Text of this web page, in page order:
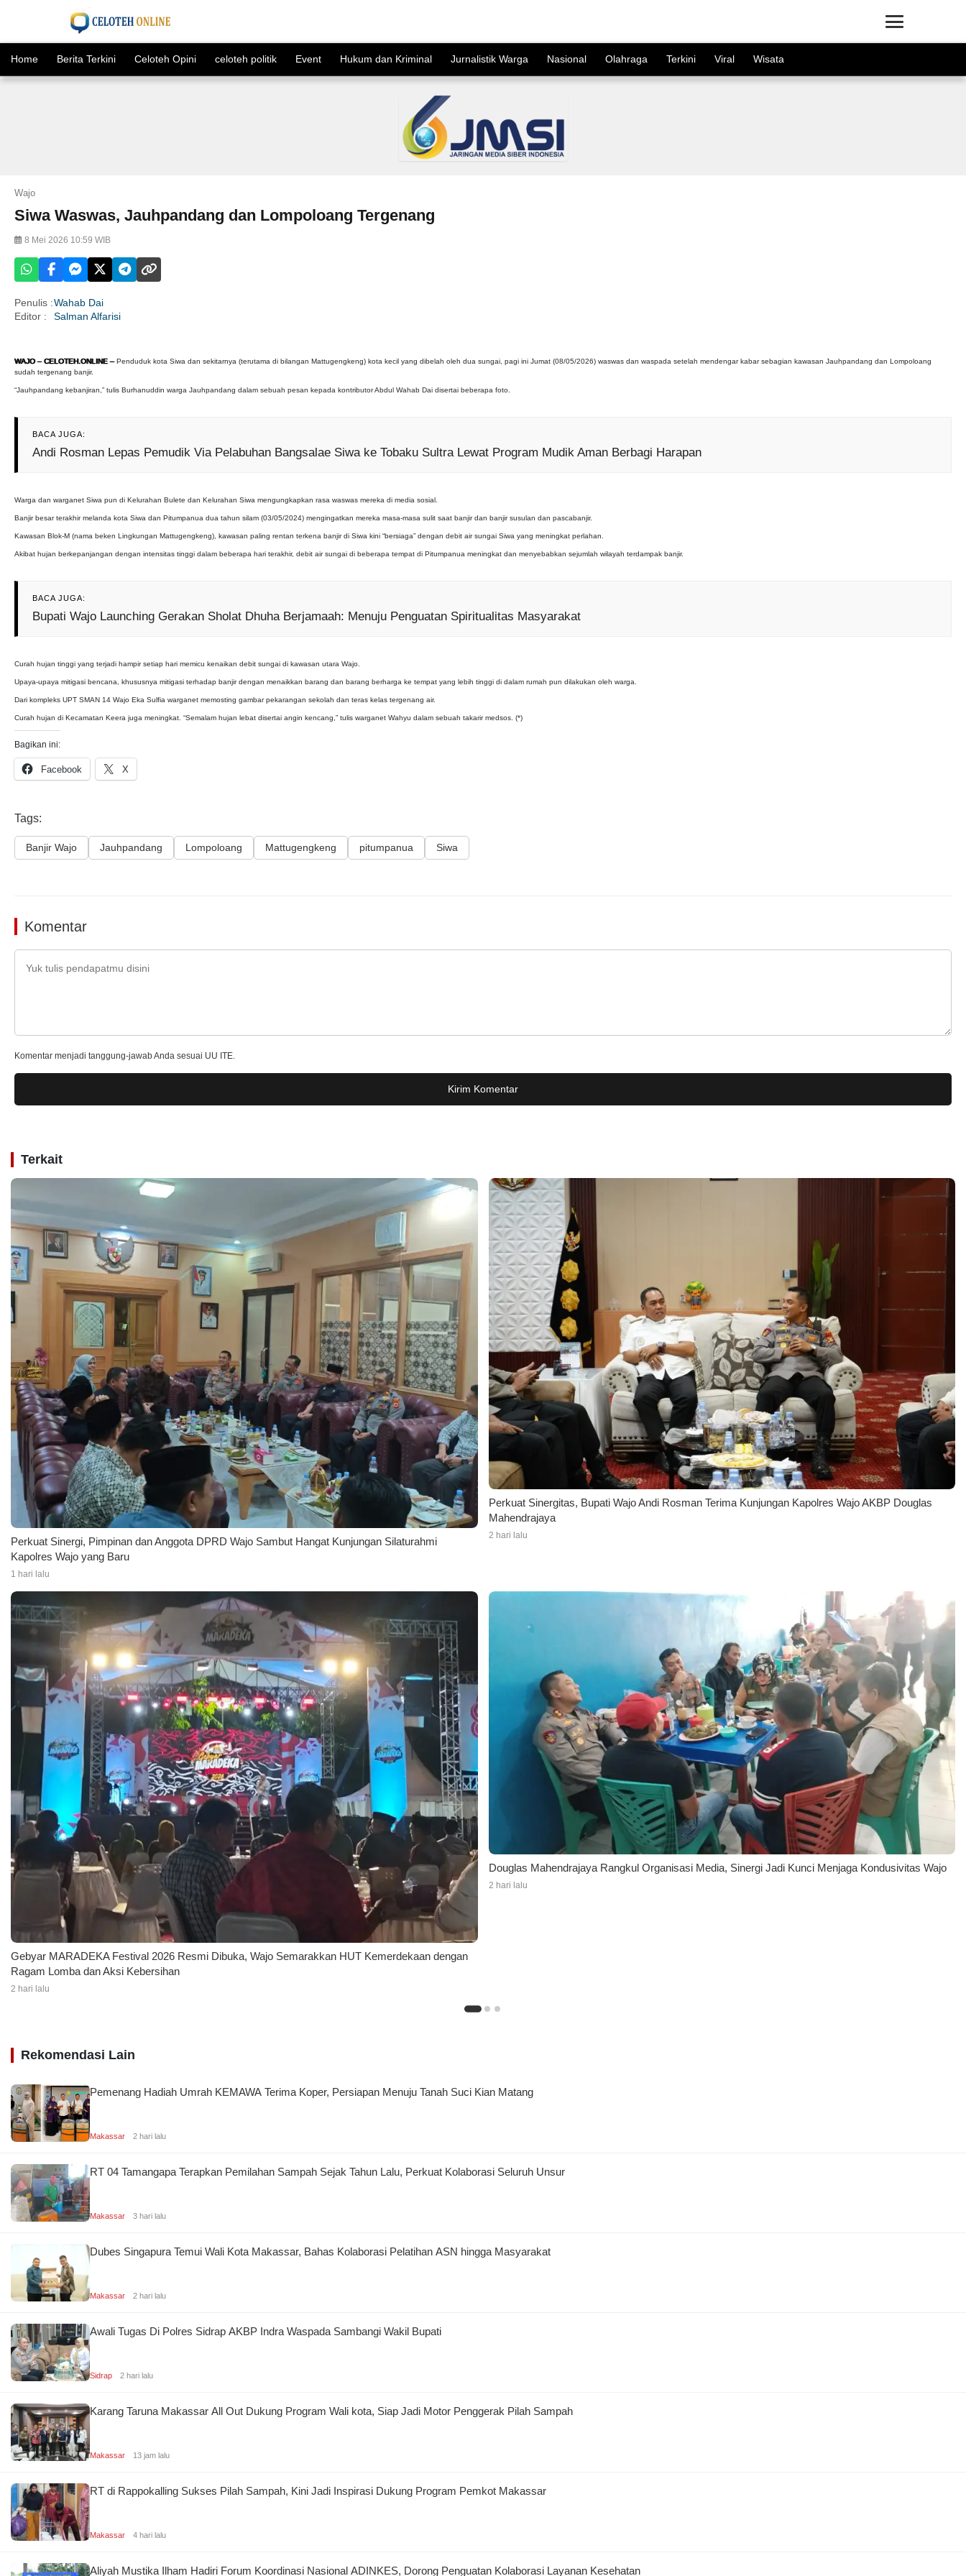
Home Berita Terkini Celoteh Opini celoteh politik Event Hukum dan Kriminal Jurnalistik Warga Nasional Olahraga Terkini Viral Wisata
Wajo
Siwa Waswas, Jauhpandang dan Lompoloang Tergenang
8 Mei 2026 10:59 WIB
Penulis :Wahab Dai
Editor :
Salman Alfarisi
WAJO – CELOTEH.ONLINE –Penduduk kota Siwa dan sekitarnya (terutama di bilangan Mattugengkeng) kota kecil yang dibelah oleh dua sungai, pagi ini Jumat (08/05/2026) waswas dan waspada setelah mendengar kabar sebagian kawasan Jauhpandang dan Lompoloang
sudah tergenang banjir.
“Jauhpandang kebanjiran,” tulis Burhanuddin warga Jauhpandang dalam sebuah pesan kepada kontributor Abdul Wahab Dai disertai beberapa foto.
BACA JUGA:
Andi Rosman Lepas Pemudik Via Pelabuhan Bangsalae Siwa ke Tobaku Sultra Lewat Program Mudik Aman Berbagi Harapan
Warga dan warganet Siwa pun di Kelurahan Bulete dan Kelurahan Siwa mengungkapkan rasa waswas mereka di media sosial.
Banjir besar terakhir melanda kota Siwa dan Pitumpanua dua tahun silam (03/05/2024) mengingatkan mereka masa-masa sulit saat banjir dan banjir susulan dan pascabanjir.
Kawasan Blok-M (nama beken Lingkungan Mattugengkeng), kawasan paling rentan terkena banjir di Siwa kini “bersiaga” dengan debit air sungai Siwa yang meningkat perlahan.
Akibat hujan berkepanjangan dengan intensitas tinggi dalam beberapa hari terakhir, debit air sungai di beberapa tempat di Pitumpanua meningkat dan menyebabkan sejumlah wilayah terdampak banjir.
BACA JUGA:
Bupati Wajo Launching Gerakan Sholat Dhuha Berjamaah: Menuju Penguatan Spiritualitas Masyarakat
Curah hujan tinggi yang terjadi hampir setiap hari memicu kenaikan debit sungai di kawasan utara Wajo.
Upaya-upaya mitigasi bencana, khususnya mitigasi terhadap banjir dengan menaikkan barang dan barang berharga ke tempat yang lebih tinggi di dalam rumah pun dilakukan oleh warga.
Dari kompleks UPT SMAN 14 Wajo Eka Sulfia warganet memosting gambar pekarangan sekolah dan teras kelas tergenang air.
Curah hujan di Kecamatan Keera juga meningkat. “Semalam hujan lebat disertai angin kencang,” tulis warganet Wahyu dalam sebuah takarir medsos. (*)
Bagikan ini:
Facebook X
Tags:
Banjir Wajo Jauhpandang Lompoloang Mattugengkeng pitumpanua Siwa
Komentar
Komentar menjadi tanggung-jawab Anda sesuai UU ITE.
Kirim Komentar
Terkait
Perkuat Sinergi, Pimpinan dan Anggota DPRD Wajo Sambut Hangat Kunjungan Silaturahmi
Kapolres Wajo yang Baru
1 hari lalu
Perkuat Sinergitas, Bupati Wajo Andi Rosman Terima Kunjungan Kapolres Wajo AKBP Douglas
Mahendrajaya
2 hari lalu
Gebyar MARADEKA Festival 2026 Resmi Dibuka, Wajo Semarakkan HUT Kemerdekaan dengan
Ragam Lomba dan Aksi Kebersihan
2 hari lalu
Douglas Mahendrajaya Rangkul Organisasi Media, Sinergi Jadi Kunci Menjaga Kondusivitas Wajo
2 hari lalu
Rekomendasi Lain
Pemenang Hadiah Umrah KEMAWA Terima Koper, Persiapan Menuju Tanah Suci Kian Matang
Makassar 2 hari lalu
RT 04 Tamangapa Terapkan Pemilahan Sampah Sejak Tahun Lalu, Perkuat Kolaborasi Seluruh Unsur
Makassar 3 hari lalu
Dubes Singapura Temui Wali Kota Makassar, Bahas Kolaborasi Pelatihan ASN hingga Masyarakat
Makassar 2 hari lalu
Awali Tugas Di Polres Sidrap AKBP Indra Waspada Sambangi Wakil Bupati
Sidrap 2 hari lalu
Karang Taruna Makassar All Out Dukung Program Wali kota, Siap Jadi Motor Penggerak Pilah Sampah
Makassar 13 jam lalu
RT di Rappokalling Sukses Pilah Sampah, Kini Jadi Inspirasi Dukung Program Pemkot Makassar
Makassar 4 hari lalu
Aliyah Mustika Ilham Hadiri Forum Koordinasi Nasional ADINKES, Dorong Penguatan Kolaborasi Layanan Kesehatan